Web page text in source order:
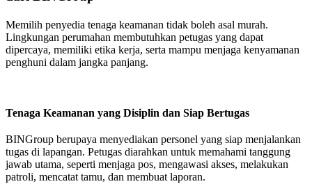
Memilih penyedia tenaga keamanan tidak boleh asal murah.
Lingkungan perumahan membutuhkan petugas yang dapat
dipercaya, memiliki etika kerja, serta mampu menjaga kenyamanan
penghuni dalam jangka panjang.
Tenaga Keamanan yang Disiplin dan Siap Bertugas
BINGroup berupaya menyediakan personel yang siap menjalankan
tugas di lapangan. Petugas diarahkan untuk memahami tanggung
jawab utama, seperti menjaga pos, mengawasi akses, melakukan
patroli, mencatat tamu, dan membuat laporan.